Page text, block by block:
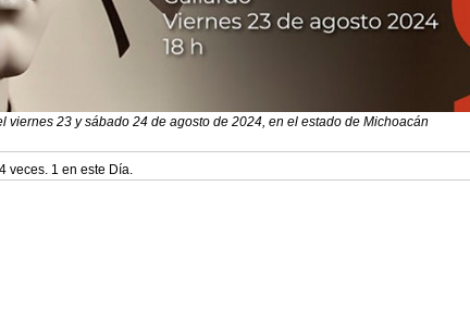
viernes 23 y sábado 24 de agosto de 2024, en el estado de Michoacán
veces. 1 en este Día.